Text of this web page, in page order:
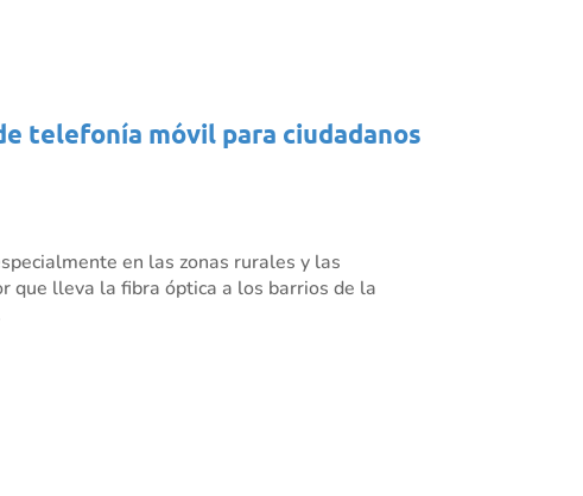
telefonía móvil para ciudadanos
en las zonas rurales y las
que lleva la fibra óptica a los barrios de la